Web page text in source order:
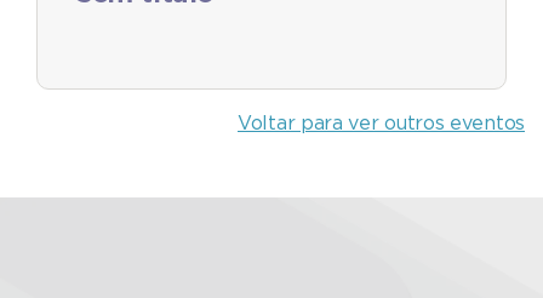
Voltar para ver outros eventos